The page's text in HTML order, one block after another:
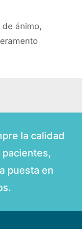
de ánimo,
la calidad
puesta en